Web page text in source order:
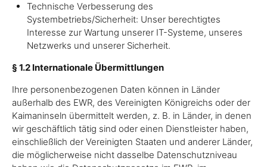
Technische Verbesserung des
Systembetriebs/Sicherheit: Unser berechtigtes
Interesse zur Wartung unserer IT-Systeme, unseres
Netzwerks und unserer Sicherheit.
§ 1.2 Internationale Übermittlungen
Ihre personenbezogenen Daten können in Länder
außerhalb des EWR, des Vereinigten Königreichs oder der
Kaimaninseln übermittelt werden, z. B. in Länder, in denen
wir geschäftlich tätig sind oder einen Dienstleister haben,
einschließlich der Vereinigten Staaten und anderer Länder,
die möglicherweise nicht dasselbe Datenschutzniveau